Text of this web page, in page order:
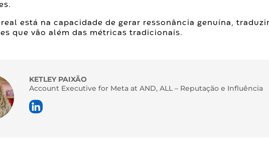
está na capacidade de gerar ressonância genuína,
que vão além das métricas tradicionais.
KETLEY PAIXÃO
Account Executive for Meta at AND, ALL – Reputação e Influência